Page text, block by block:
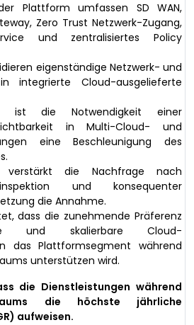
Plattform umfassen SD WAN,
Zero Trust Netzwerk-Zugang,
und zentralisiertes Policy
eigenständige Netzwerk- und
integrierte Cloud-ausgelieferte
ist die Notwendigkeit einer
in Multi-Cloud- und
eine Beschleunigung des
verstärkt die Nachfrage nach
und konsequenter
die Annahme.
dass die zunehmende Präferenz
und skalierbare Cloud-
das Plattformsegment während
unterstützen wird.
die Dienstleistungen während
die höchste jährliche
aufweisen.